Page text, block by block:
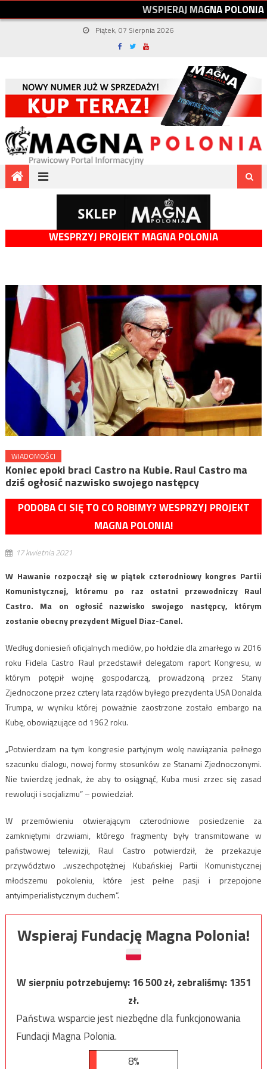
WSPIERAJMAGNAPOLONIA
Piątek, 07 Sierpnia 2026
WESPRZYJ PROJEKT MAGNA POLONIA
WIADOMOŚCI
Koniec epoki braci Castro na Kubie. Raul Castro ma
dziś ogłosić nazwisko swojego następcy
PODOBA CI SIĘ TO CO ROBIMY? WESPRZYJ PROJEKT
MAGNA POLONIA!
17 kwietnia 2021
W Hawanie rozpoczął się w piątek czterodniowy kongres Partii
Komunistycznej, któremu po raz ostatni przewodniczy Raul
Castro. Ma on ogłosić nazwisko swojego następcy, którym
zostanie obecny prezydent Miguel Diaz-Canel.
Według doniesień oficjalnych mediów, po hołdzie dla zmarłego w 2016
roku Fidela Castro Raul przedstawił delegatom raport Kongresu, w
którym potępił wojnę gospodarczą, prowadzoną przez Stany
Zjednoczone przez cztery lata rządów byłego prezydenta USA Donalda
Trumpa, w wyniku której poważnie zaostrzone zostało embargo na
Kubę, obowiązujące od 1962 roku.
„Potwierdzam na tym kongresie partyjnym wolę nawiązania pełnego
szacunku dialogu, nowej formy stosunków ze Stanami Zjednoczonymi.
Nie twierdzę jednak, że aby to osiągnąć, Kuba musi zrzec się zasad
rewolucji i socjalizmu” – powiedział.
W przemówieniu otwierającym czterodniowe posiedzenie za
zamkniętymi drzwiami, którego fragmenty były transmitowane w
państwowej telewizji, Raul Castro potwierdził, że przekazuje
przywództwo „wszechpotężnej Kubańskiej Partii Komunistycznej
młodszemu pokoleniu, które jest pełne pasji i przepojone
antyimperialistycznym duchem”.
Wspieraj Fundację Magna Polonia!
W sierpniu potrzebujemy:16 500zł, zebraliśmy:1351
zł.
Państwa wsparcie jest niezbędne dla funkcjonowania
Fundacji Magna Polonia.
8%